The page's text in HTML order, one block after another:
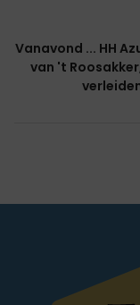
Vanavond ... HH
van 't